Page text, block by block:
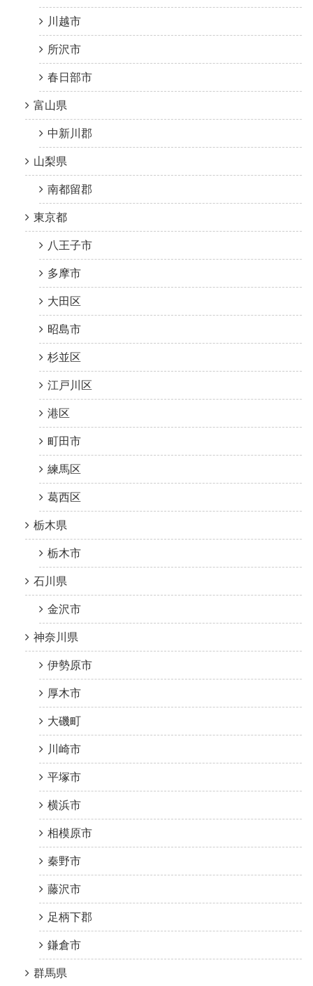
川越市
所沢市
春日部市
富山県
中新川郡
山梨県
南都留郡
東京都
八王子市
多摩市
大田区
昭島市
杉並区
江戸川区
港区
町田市
練馬区
葛西区
栃木県
栃木市
石川県
金沢市
神奈川県
伊勢原市
厚木市
大磯町
川崎市
平塚市
横浜市
相模原市
秦野市
藤沢市
足柄下郡
鎌倉市
群馬県